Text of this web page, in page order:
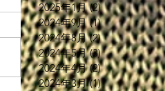
2025年1月 (2)2 篇文章
2024年9月 (1)1 篇文章
2024年8月 (2)2 篇文章
2024年5月 (3)3 篇文章
2024年4月 (2)2 篇文章
2024年3月 (1)1 篇文章